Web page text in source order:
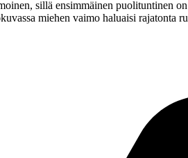
sillä ensimmäinen puolituntinen
miehen vaimo haluaisi rajatonta